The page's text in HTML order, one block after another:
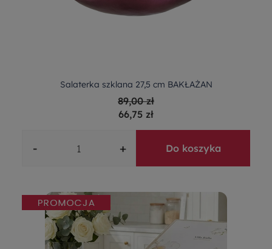
Salaterka szklana 27,5 cm BAKŁAŻAN
89,00 zł
66,75 zł
- + Do koszyka